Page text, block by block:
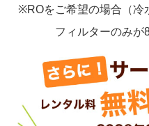
※ROをご希望の場合（冷
フィルターのみが